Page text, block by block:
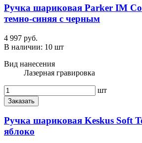
Ручка шариковая Parker IM
темно-синяя с черным
4 997 руб.
В наличии: 10 шт
Вид нанесения
Лазерная гравировка
шт
Заказать
Ручка шариковая Keskus Soft
яблоко